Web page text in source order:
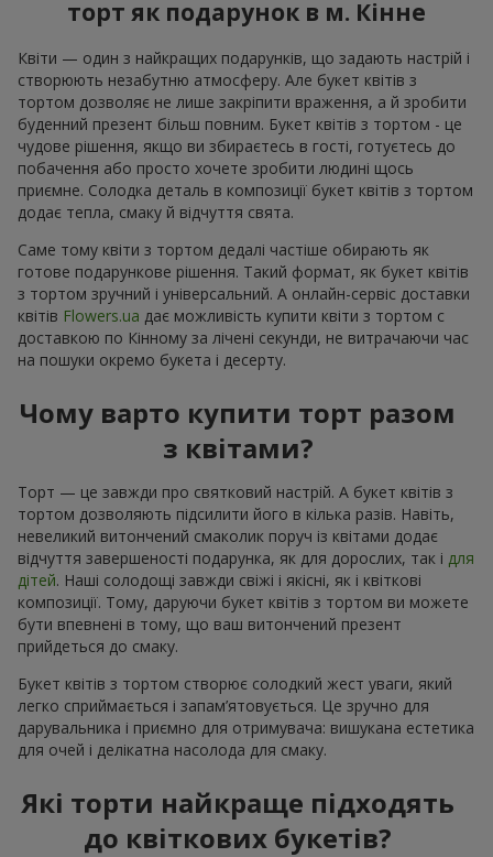
торт як подарунок в м. Кінне
Квіти — один з найкращих подарунків, що задають настрій і
створюють незабутню атмосферу. Але букет квітів з
тортом дозволяє не лише закріпити враження, а й зробити
буденний презент більш повним. Букет квітів з тортом - це
чудове рішення, якщо ви збираєтесь в гості, готуєтесь до
побачення або просто хочете зробити людині щось
приємне. Солодка деталь в композиції букет квітів з тортом
додає тепла, смаку й відчуття свята.
Саме тому квіти з тортом дедалі частіше обирають як
готове подарункове рішення. Такий формат, як букет квітів
з тортом зручний і універсальний. А онлайн-сервіс доставки
квітів Flowers.ua дає можливість купити квіти з тортом с
доставкою по Кінному за лічені секунди, не витрачаючи час
на пошуки окремо букета і десерту.
Чому варто купити торт разом
з квітами?
Торт — це завжди про святковий настрій. А букет квітів з
тортом дозволяють підсилити його в кілька разів. Навіть,
невеликий витончений смаколик поруч із квітами додає
відчуття завершеності подарунка, як для дорослих, так і для
дітей. Наші солодощі завжди свіжі і якісні, як і квіткові
композиції. Тому, даруючи букет квітів з тортом ви можете
бути впевнені в тому, що ваш витончений презент
прийдеться до смаку.
Букет квітів з тортом створює солодкий жест уваги, який
легко сприймається і запам’ятовується. Це зручно для
дарувальника і приємно для отримувача: вишукана естетика
для очей і делікатна насолода для смаку.
Які торти найкраще підходять
до квіткових букетів?